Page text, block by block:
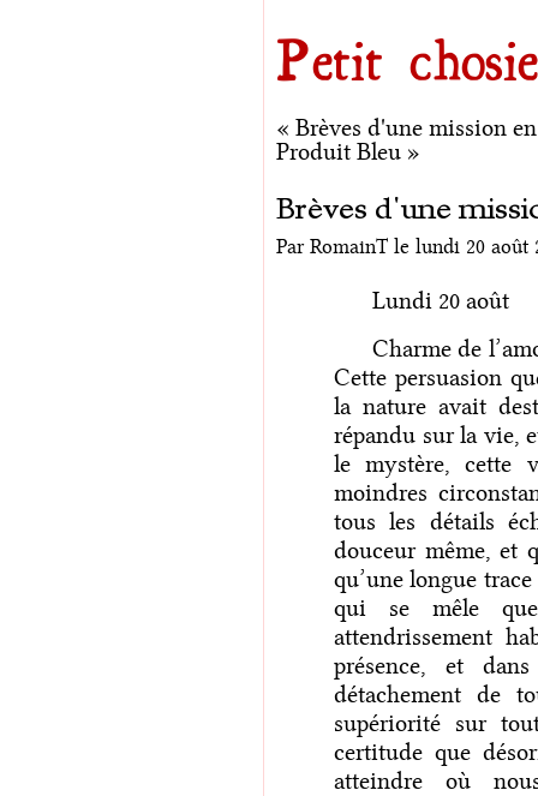
Petit
« Brèves d'une mission
Produit Bleu »
Brèves d'une
Par RomainT le lundi 20 août
Lundi 20 août
Charme de l’amour, qui pourrait vous peindre !
Cette persuasion
la nature avait
répandu sur la vie,
le mystère, cette
moindres
tous les détails
douceur même, et
qu’une longue
qui se mêle
attendrissement
présence, et
détachement de
supériorité sur
certitude que
atteindre où